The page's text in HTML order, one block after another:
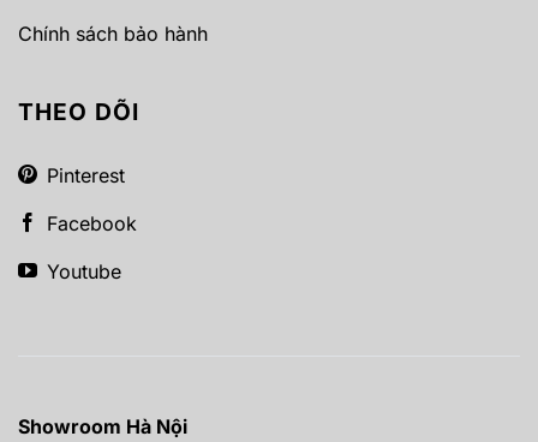
Chính sách bảo hành
THEO DÕI
Pinterest
Facebook
Youtube
Showroom Hà Nội